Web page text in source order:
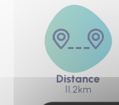
Distance
11.2km